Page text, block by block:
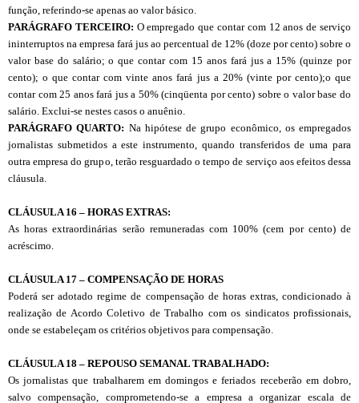
função, referindo-se apenas ao valor básico.
PARÁGRAFO TERCEIRO: O empregado que contar com 12 anos de serviço
ininterruptos na empresa fará jus ao percentual de 12% (doze por cento) sobre o
valor base do salário; o que contar com 15 anos fará jus a 15% (quinze por
cento); o que contar com vinte anos fará jus a 20% (vinte por cento);o que
contar com 25 anos fará jus a 50% (cinqüenta por cento) sobre o valor base do
salário. Exclui-se nestes casos o anuênio.
PARÁGRAFO QUARTO: Na hipótese de grupo econômico, os empregados
jornalistas submetidos a este instrumento, quando transferidos de uma para
outra empresa do grupo, terão resguardado o tempo de serviço aos efeitos dessa
cláusula.
CLÁUSULA 16 – HORAS EXTRAS:
As horas extraordinárias serão remuneradas com 100% (cem por cento) de
acréscimo.
CLÁUSULA 17 – COMPENSAÇÃO DE HORAS
Poderá ser adotado regime de compensação de horas extras, condicionado à
realização de Acordo Coletivo de Trabalho com os sindicatos profissionais,
onde se estabeleçam os critérios objetivos para compensação.
CLÁUSULA 18 – REPOUSO SEMANAL TRABALHADO:
Os jornalistas que trabalharem em domingos e feriados receberão em dobro,
salvo compensação, comprometendo-se a empresa a organizar escala de